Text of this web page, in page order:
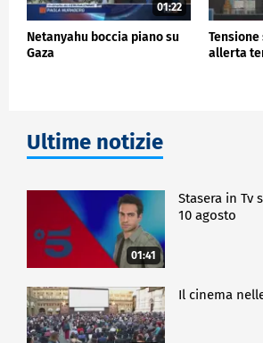
01:22
Netanyahu boccia piano su
Gaza
allerta
Ultime notizie
01:41
Stasera in Tv
10 agosto
Il cinema